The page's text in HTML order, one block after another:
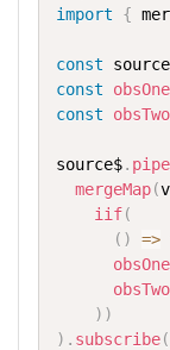
import
{
const
const
const
source$. pipe
mergeMap(v
iif(
( ) =>
) )
) . subscribe(